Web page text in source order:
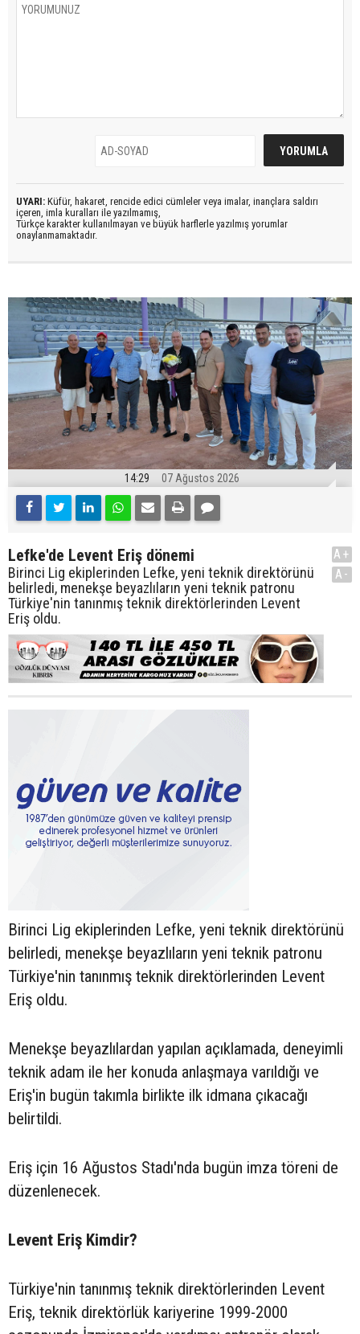
UYARI: Küfür, hakaret, rencide edici cümleler veya imalar, inançlara saldırı
içeren, imla kuralları ile yazılmamış,
Türkçe karakter kullanılmayan ve büyük harflerle yazılmış yorumlar
onaylanmamaktadır.
14:29 07 Ağustos 2026
Lefke'de Levent Eriş dönemi
Birinci Lig ekiplerinden Lefke, yeni teknik direktörünü
belirledi, menekşe beyazlıların yeni teknik patronu
Türkiye'nin tanınmış teknik direktörlerinden Levent
Eriş oldu.
A+
A-
Birinci Lig ekiplerinden Lefke, yeni teknik direktörünü
belirledi, menekşe beyazlıların yeni teknik patronu
Türkiye'nin tanınmış teknik direktörlerinden Levent
Eriş oldu.
Menekşe beyazlılardan yapılan açıklamada, deneyimli
teknik adam ile her konuda anlaşmaya varıldığı ve
Eriş'in bugün takımla birlikte ilk idmana çıkacağı
belirtildi.
Eriş için 16 Ağustos Stadı'nda bugün imza töreni de
düzenlenecek.
Levent Eriş Kimdir?
Türkiye'nin tanınmış teknik direktörlerinden Levent
Eriş, teknik direktörlük kariyerine 1999-2000